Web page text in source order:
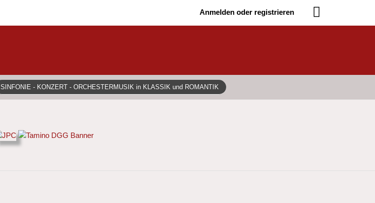
Anmelden oder registrieren
SINFONIE - KONZERT - ORCHESTERMUSIK in KLASSIK und ROMANTIK